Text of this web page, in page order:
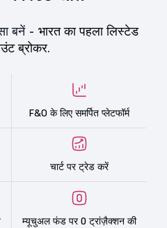
बनें - भारत का पहला लिस्टेड
ब्रोकर.
F&O के लिए समर्पित प्लेटफॉर्म
चार्ट पर ट्रेड करें
म्यूचुअल फंड पर 0 ट्रांज़ैक्शन की